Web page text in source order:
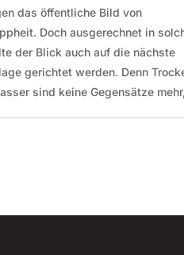
das öffentliche Bild von
Doch ausgerechnet in
der Blick auch auf die nächste
gerichtet werden. Denn
sind keine Gegensätze